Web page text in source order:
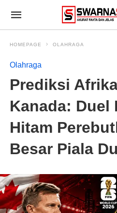
HOMEPAGE OLAHRAGA
Olahraga
Prediksi
Kanada: Duel
Hitam
Besar Piala